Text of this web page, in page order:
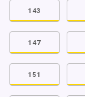
143
147
151